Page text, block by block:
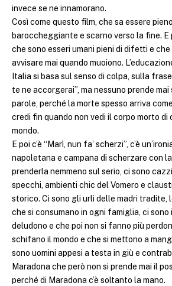
invece se ne innamorano.
Così come questo film, che sa essere
baroccheggiante e scarno verso la fine. E
che sono esseri umani pieni di difetti e che
avvisare mai quando muoiono.
Italia si basa sul senso di colpa, sulla
te ne accorgerai”, ma nessuno prende
parole, perché la morte spesso arriva
credi fin quando non vedi il corpo morto di
mondo.
E poi c’è “Marì, nun fa’ scherzi”, c’è
napoletana e campana di scherzare con
prenderla nemmeno sul serio, ci sono
specchi, ambienti chic del Vomero e
storico. Ci sono gli urli delle madri tradite,
che si consumano in ogni famiglia, ci sono
deludono e che poi non si fanno più
schifano il mondo e che si mettono a
sono uomini appesi a testa in giù e
Maradona che però non si prende mai il
perché di Maradona c’è soltanto la mano.